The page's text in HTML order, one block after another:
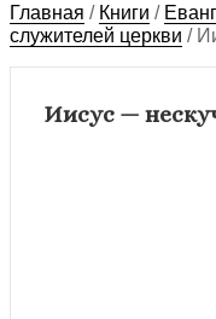
Главная / Книги /
служителей церкви /
Иисус —